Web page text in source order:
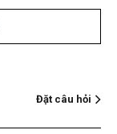
Đặt câu hỏi